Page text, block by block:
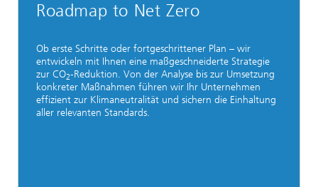
Roadmap to Net Zero
Ob erste Schritte oder fortgeschrittener Plan – wir
entwickeln mit Ihnen eine maßgeschneiderte Strategie
zur CO2-Reduktion. Von der Analyse bis zur Umsetzung
konkreter Maßnahmen führen wir Ihr Unternehmen
effizient zur Klimaneutralität und sichern die Einhaltung
aller relevanten Standards.